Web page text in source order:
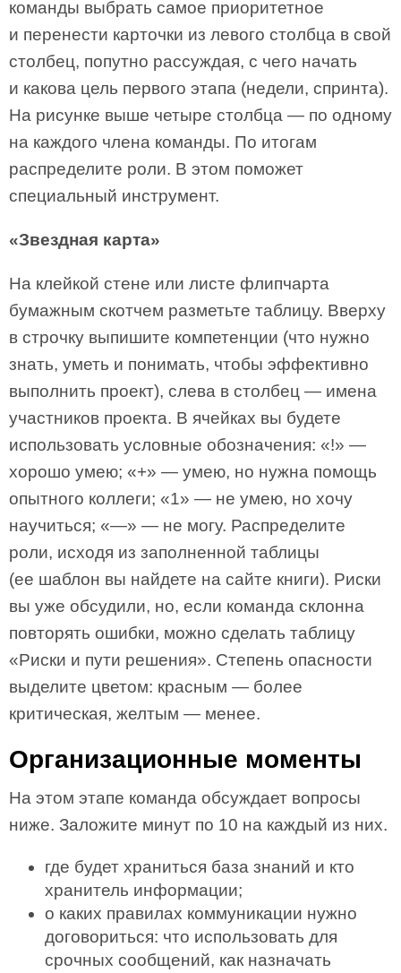
команды выбрать самое приоритетное
и перенести карточки из левого столбца в свой
столбец, попутно рассуждая, с чего начать
и какова цель первого этапа (недели, спринта).
На рисунке выше четыре столбца — по одному
на каждого члена команды. По итогам
распределите роли. В этом поможет
специальный инструмент.
«Звездная карта»
На клейкой стене или листе флипчарта
бумажным скотчем разметьте таблицу. Вверху
в строчку выпишите компетенции (что нужно
знать, уметь и понимать, чтобы эффективно
выполнить проект), слева в столбец — имена
участников проекта. В ячейках вы будете
использовать условные обозначения: «!» —
хорошо умею; «+» — умею, но нужна помощь
опытного коллеги; «1» — не умею, но хочу
научиться; «—» — не могу. Распределите
роли, исходя из заполненной таблицы
(ее шаблон вы найдете на сайте книги). Риски
вы уже обсудили, но, если команда склонна
повторять ошибки, можно сделать таблицу
«Риски и пути решения». Степень опасности
выделите цветом: красным — более
критическая, желтым — менее.
Организационные моменты
На этом этапе команда обсуждает вопросы
ниже. Заложите минут по 10 на каждый из них.
где будет храниться база знаний и кто
хранитель информации;
о каких правилах коммуникации нужно
договориться: что использовать для
срочных сообщений, как назначать